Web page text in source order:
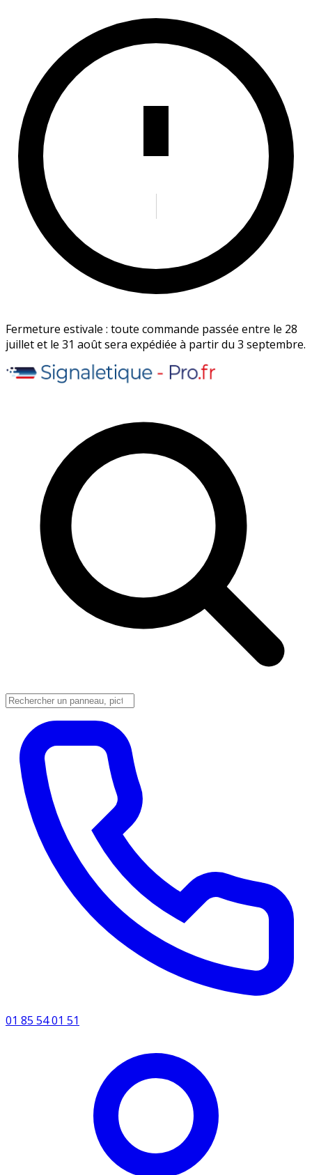
Fermeture estivale : toute commande passée entre le 28
juillet et le 31 août sera expédiée à partir du 3 septembre.
01 85 54 01 51